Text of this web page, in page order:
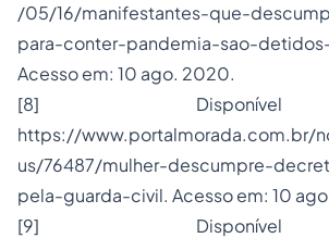
/05/16/manifestantes-que-
para-conter-pandemia-sao-
Acesso em: 10 ago. 2020.
[8]
https://www.portalmorada.com.br/
us/76487/mulher-descumpre-
pela-guarda-civil. Acesso em: 10
[9]